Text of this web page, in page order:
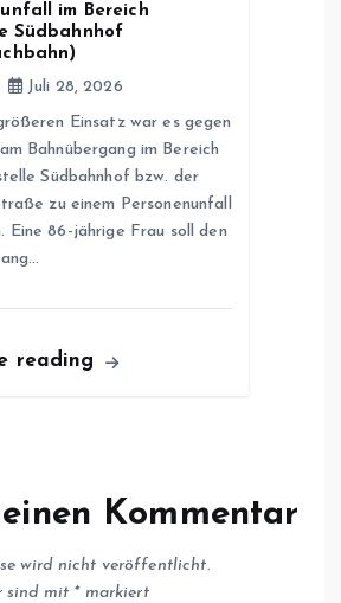
im Bereich
Südbahnhof
Juli 28, 2026
Einsatz war es gegen
Bahnübergang im Bereich
Südbahnhof bzw. der
zu einem Personenunfall
Eine 86-jährige Frau soll den
reading
Kommentar
wird nicht veröffentlicht.
sind mit *markiert